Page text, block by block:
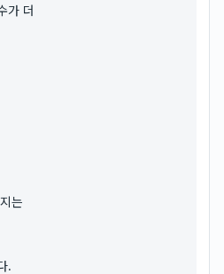
가 더
는
.